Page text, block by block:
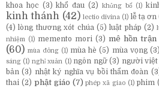
khoa học (3) khổ đau (2) khủng bố (1)
kinh thánh (42) lectio divina (1) lễ tạ ơn
(4) lòng thương xót chúa (5) luật pháp (2)
nhiệm
(1) memento mori (3) mê hồn trận
(60) mùa đông (1) mùa hè (5) mùa vọng (3)
sáng (1) nghỉ xuân (1) ngôn ngữ (3) người
bản (3) nhật ký nghĩa vụ bồi thẩm đoàn
thai (2) phật giáo (7) phép xã giao (1) phim